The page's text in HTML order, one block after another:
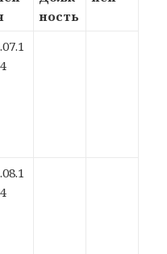
ность